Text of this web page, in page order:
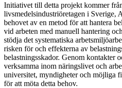
Initiativet till detta projekt kommer
livsmedelsindustriöretagen i Sverige,
behovet av en metod för att hantera
vid arbeten med manuell hantering
stödja det systematiska
risken för och effekterna av
belastningsskador. Genom kontakter
verksamma inom näringslivet och
universitet, myndigheter och möjliga
för att möta detta behov.